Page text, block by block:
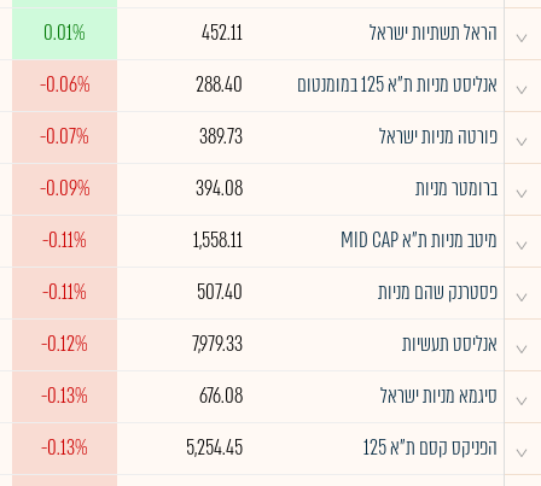
^ הראל תשתיות ישראל 452.11
0.01%
^ אנליסט מניות ת"א 125 במומנטום 288.40
-0.06%
^ פורטה מניות ישראל 389.73
-0.07%
^ ברומטר מניות 394.08
-0.09%
^ מיטב מניות ת"א MID CAP 1,558.11
-0.11%
^ פסטרנק שהם מניות 507.40
-0.11%
^ אנליסט תעשיות 7,979.33
-0.12%
^ סיגמא מניות ישראל 676.08
-0.13%
^ הפניקס קסם ת"א 125 5,254.45
-0.13%